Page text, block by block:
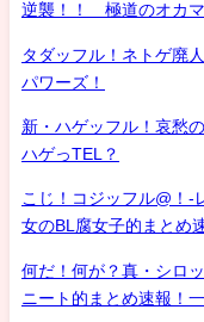
逆襲！！ 極道のオカマ
タダッフル！ネトゲ廃
パワーズ！
新・ハゲッフル！哀愁
ハゲっTEL？
こじ！コジッフル@！-
女のBL腐女子的まとめ
何だ！何が？真・シ
ニート的まとめ速報！